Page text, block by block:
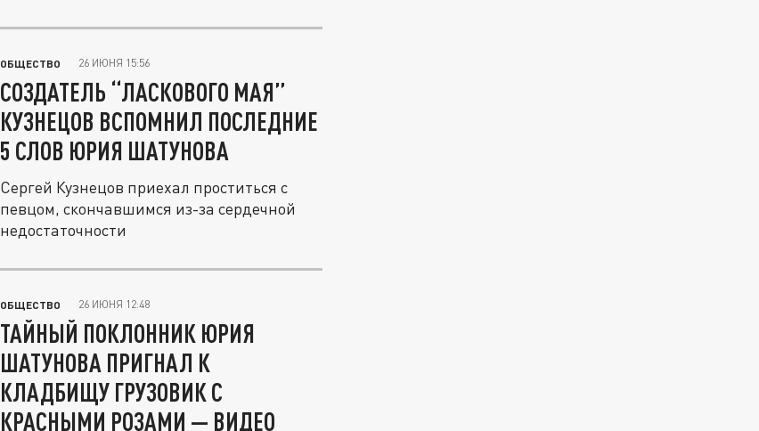
ОБЩЕСТВО 26 ИЮНЯ 15:56
СОЗДАТЕЛЬ “ЛАСКОВОГО МАЯ”
КУЗНЕЦОВ ВСПОМНИЛ ПОСЛЕДНИЕ
5 СЛОВ ЮРИЯ ШАТУНОВА
Сергей Кузнецов приехал проститься с
певцом, скончавшимся из-за сердечной
недостаточности
ОБЩЕСТВО 26 ИЮНЯ 12:48
ТАЙНЫЙ ПОКЛОННИК ЮРИЯ
ШАТУНОВА ПРИГНАЛ К
КЛАДБИЩУ ГРУЗОВИК С
КРАСНЫМИ РОЗАМИ — ВИДЕО